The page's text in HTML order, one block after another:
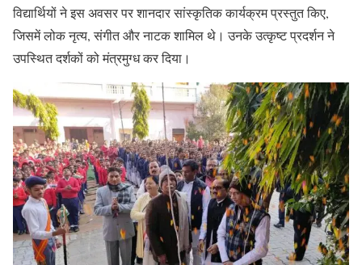
विद्यार्थियों ने इस अवसर पर शानदार सांस्कृतिक कार्यक्रम प्रस्तुत किए,
जिसमें लोक नृत्य, संगीत और नाटक शामिल थे। उनके उत्कृष्ट प्रदर्शन ने
उपस्थित दर्शकों को मंत्रमुग्ध कर दिया।